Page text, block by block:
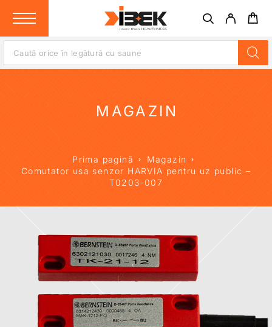
MAGAZIN
Prima pagină
Magazin
Comutator usa senzor HARVIA pentru uz public –
T0203-007